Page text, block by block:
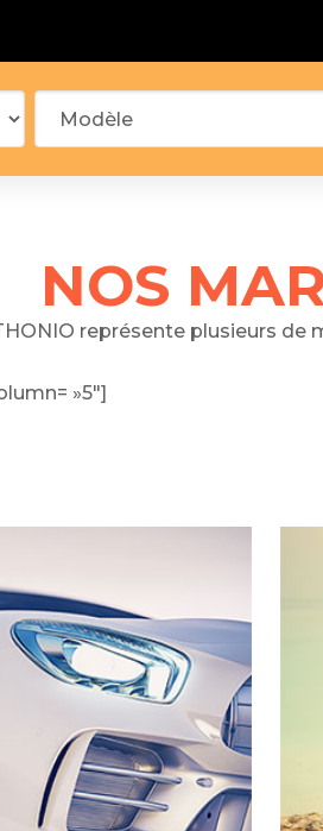
distribution
NOS
représente plusieurs de
»5″]